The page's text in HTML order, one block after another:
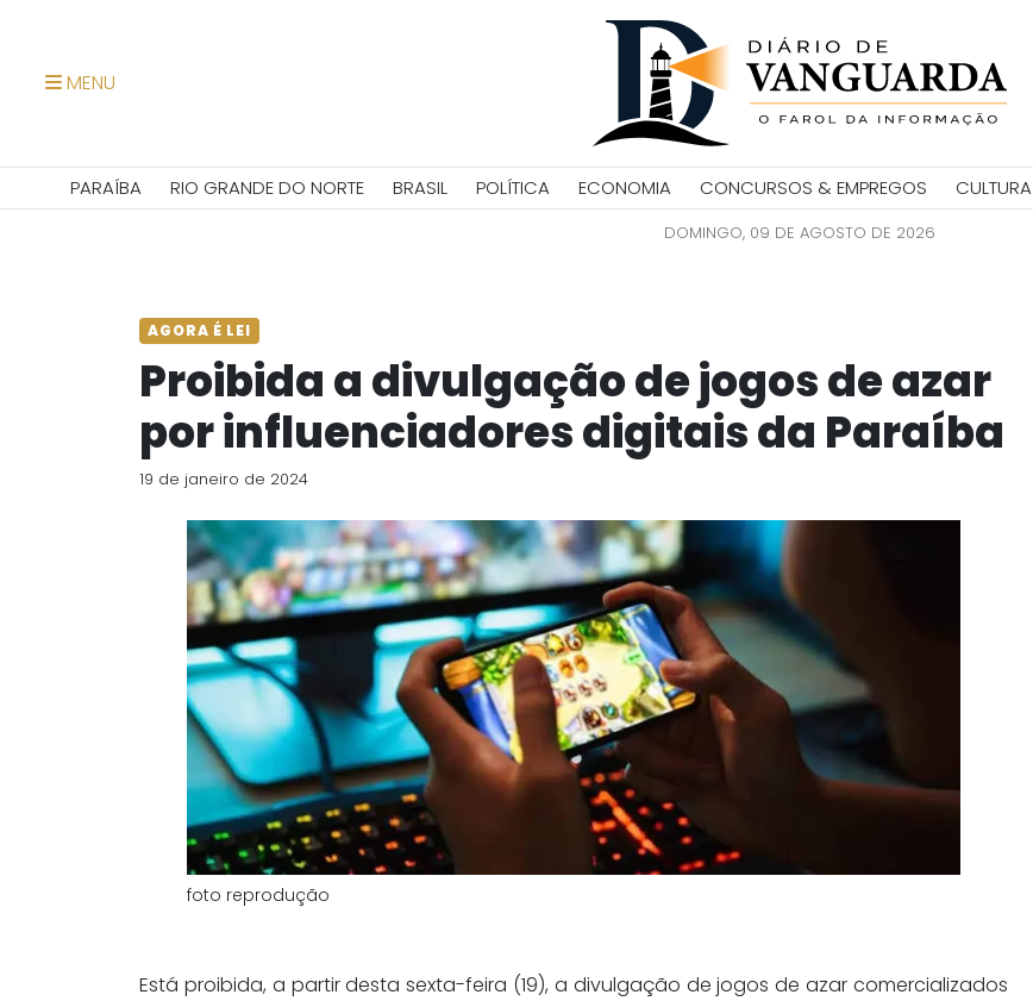
MENU
PARAÍBA RIO GRANDE DO NORTE BRASIL POLÍTICA ECONOMIA CONCURSOS & EMPREGOS CULTURA
DOMINGO, 09 DE AGOSTO DE 2026
AGORA É LEI
Proibida a divulgação de jogos de azar
por influenciadores digitais da Paraíba
19 de janeiro de 2024
foto reprodução
Está proibida, a partir desta sexta-feira (19), a divulgação de jogos de azar comercializados